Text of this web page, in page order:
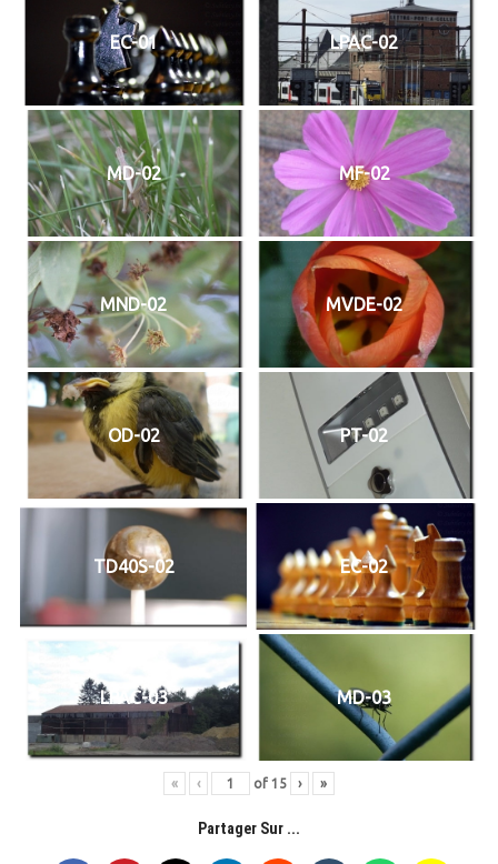
EC-01 LPAC-02
MD-02 MF-02
MND-02 MVDE-02
OD-02 PT-02
TD40S-02 EC-02
LPAC-03 MD-03
« ‹ of 15 › »
Partager Sur ...